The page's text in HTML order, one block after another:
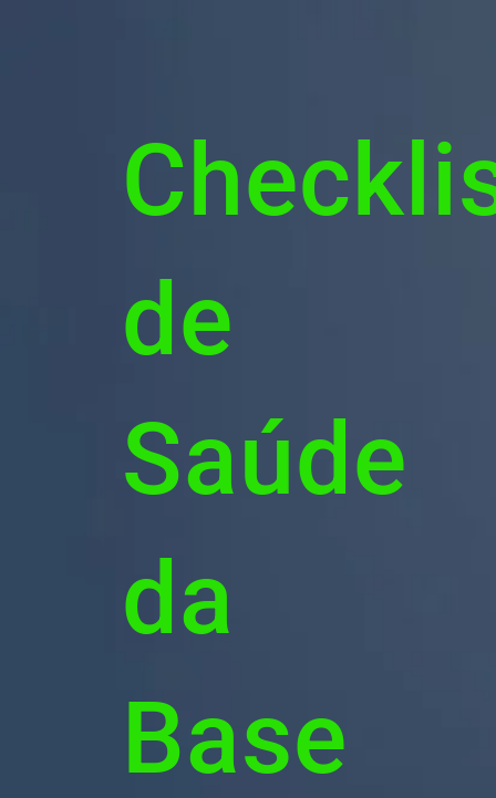
de
Saúde
da
Base